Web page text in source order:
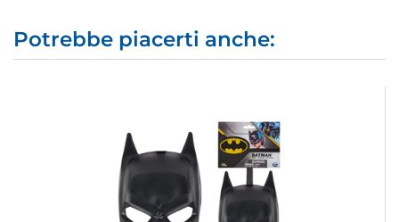
Potrebbe piacerti anche: